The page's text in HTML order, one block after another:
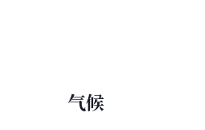
气候